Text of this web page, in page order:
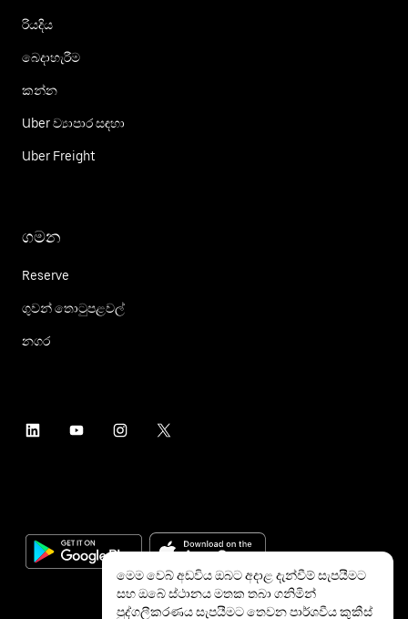
රියදිය
බෙදාහැරීම
කන්න
Uber ව්‍යාපාර සඳහා
Uber Freight
ගමන
Reserve
ගුවන් තොටුපළවල්
නගර
මෙම වෙබ් අඩවිය ඔබට අදාළ දැන්වීම් සැපයීමට
සහ ඔබේ ස්ථානය මතක තබා ගනිමින්
පුද්ගලීකරණය සැපයීමට තෙවන පාර්ශවීය කුකීස්